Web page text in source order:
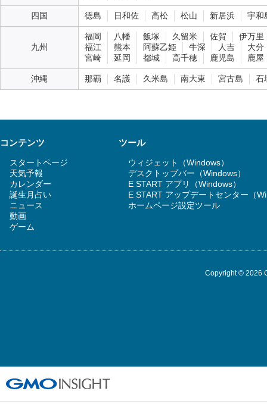
四国 徳島 日和佐 高松 松山 新居浜 宇和
九州
福岡 八幡 飯塚 久留米 佐賀
伊万里
福江
熊本 阿蘇乙姫 牛深 人吉
大分
宮崎
延岡 都城 高千穂 鹿児島 鹿屋
沖縄 那覇 名護 久米島 南大東 宮古島 石
コンテンツ
スタートページ
天気予報
カレンダー
誕生月占い
ニュース
動画
ゲーム
ツール
ウィジェット（Windows）
デスクトップバー（Windows）
E START アプリ（Windows）
E START アップデートセンター（
ホームページ設定ツール
Copyright © 2026